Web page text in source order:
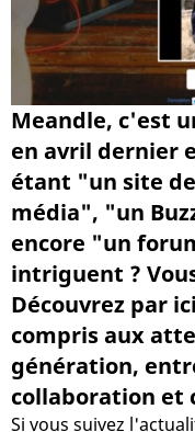
Meandle, c'est
en avril dernier
étant "un site
média", "un
encore "un
intriguent ?
Découvrez par
compris aux
génération,
collaboration et
Si vous suivez